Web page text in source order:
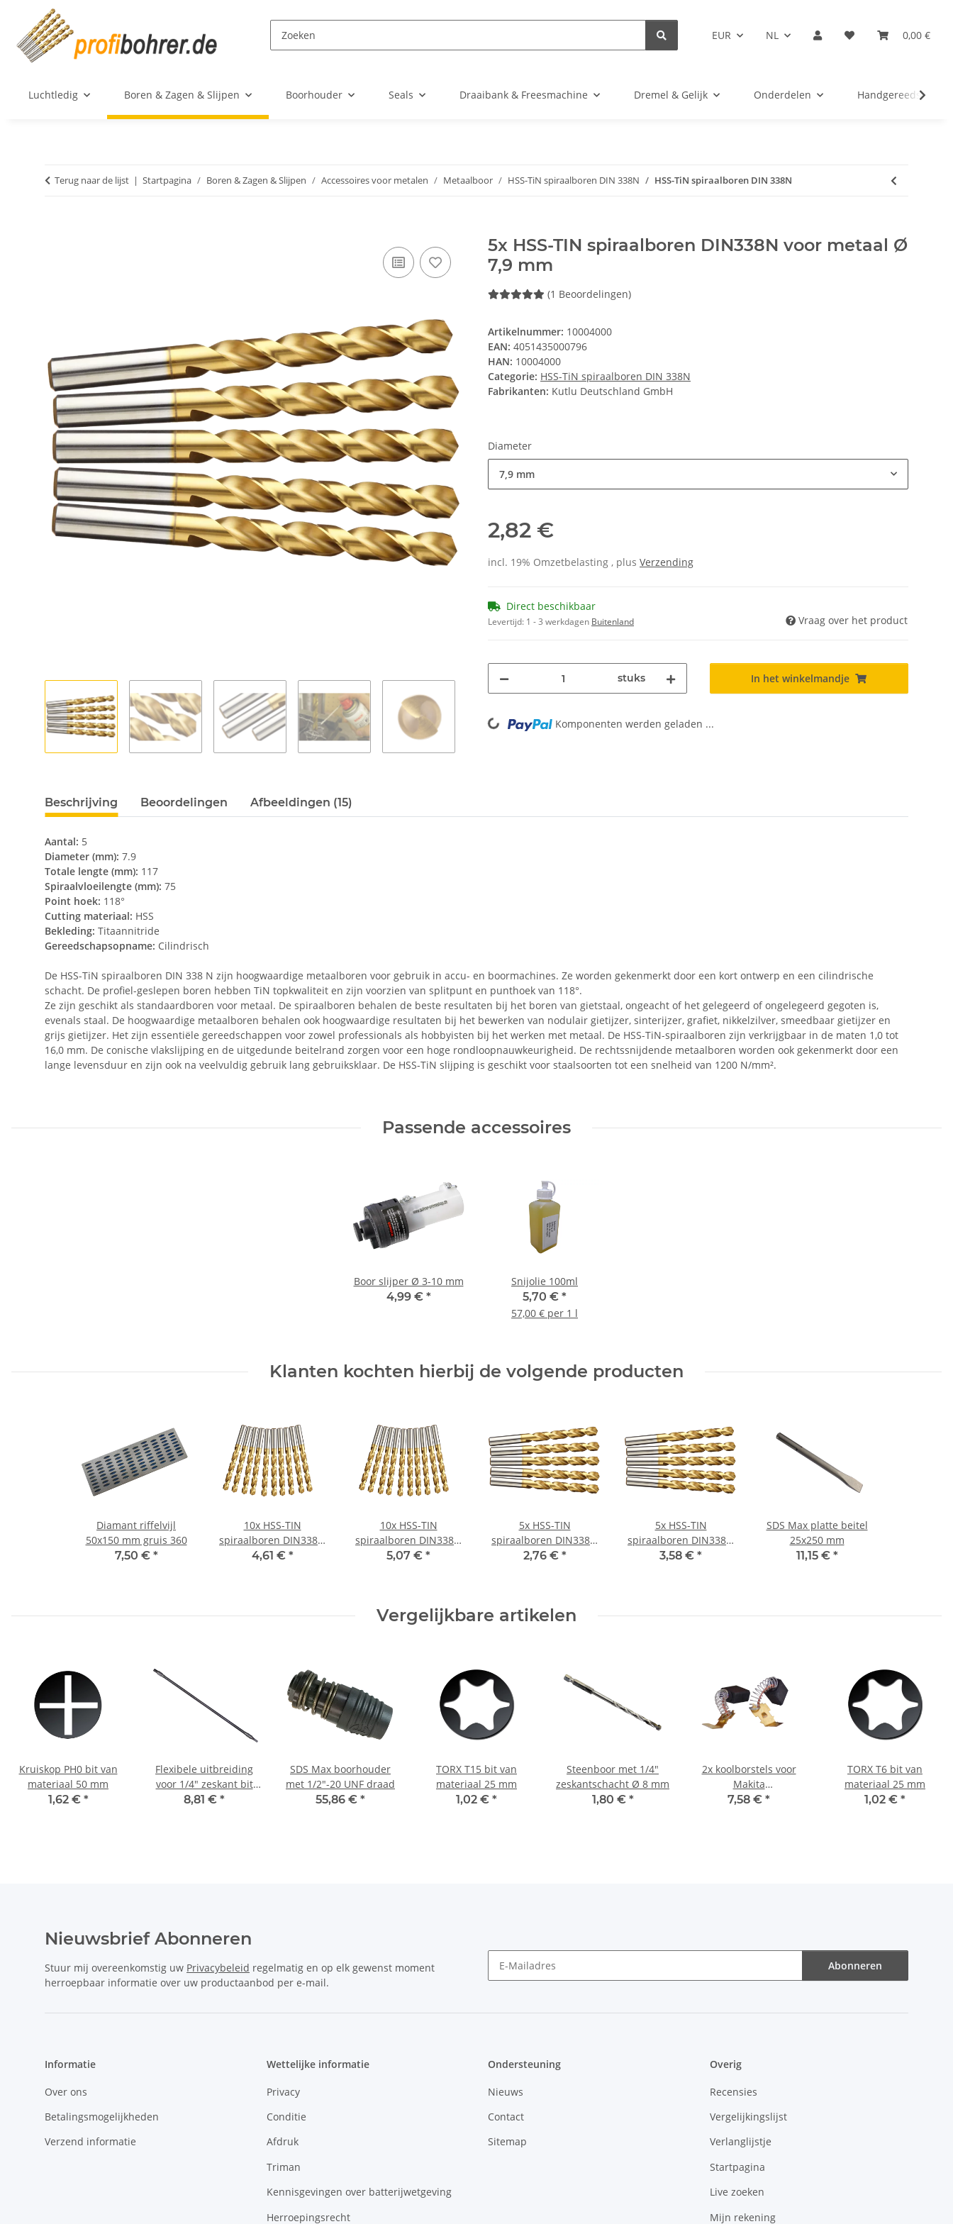
EUR NL 0,00 €
Luchtledig Boren & Zagen & Slijpen Boorhouder Seals Draaibank & Freesmachine Dremel & Gelijk Onderdelen Handgereedschap
Terug naar de lijst Startpagina Boren & Zagen & Slijpen Accessoires voor metalen Metaalboor HSS-TiN spiraalboren DIN 338N HSS-TiN spiraalboren DIN 338N
5x HSS-TIN spiraalboren DIN338N voor metaal Ø
7,9 mm
(1 Beoordelingen)
Artikelnummer: 10004000
EAN: 4051435000796
HAN: 10004000
Categorie: HSS-TiN spiraalboren DIN 338N
Fabrikanten: Kutlu Deutschland GmbH
Diameter
7,9 mm
2,82 €
incl. 19% Omzetbelasting , plus Verzending
Direct beschikbaar
Levertijd: 1 - 3 werkdagen Buitenland Vraag over het product
stuks In het winkelmandje
Loading... Komponenten werden geladen ...
Beschrijving Beoordelingen Afbeeldingen (15)
Aantal: 5
Diameter (mm): 7.9
Totale lengte (mm): 117
Spiraalvloeilengte (mm): 75
Point hoek: 118°
Cutting materiaal: HSS
Bekleding: Titaannitride
Gereedschapsopname: Cilindrisch
De HSS-TiN spiraalboren DIN 338 N zijn hoogwaardige metaalboren voor gebruik in accu- en boormachines. Ze worden gekenmerkt door een kort ontwerp en een cilindrische
schacht. De profiel-geslepen boren hebben TiN topkwaliteit en zijn voorzien van splitpunt en punthoek van 118°.
Ze zijn geschikt als standaardboren voor metaal. De spiraalboren behalen de beste resultaten bij het boren van gietstaal, ongeacht of het gelegeerd of ongelegeerd gegoten is,
evenals staal. De hoogwaardige metaalboren behalen ook hoogwaardige resultaten bij het bewerken van nodulair gietijzer, sinterijzer, grafiet, nikkelzilver, smeedbaar gietijzer en
grijs gietijzer. Het zijn essentiële gereedschappen voor zowel professionals als hobbyisten bij het werken met metaal. De HSS-TiN-spiraalboren zijn verkrijgbaar in de maten 1,0 tot
16,0 mm. De conische vlakslijping en de uitgedunde beitelrand zorgen voor een hoge rondloopnauwkeurigheid. De rechtssnijdende metaalboren worden ook gekenmerkt door een
lange levensduur en zijn ook na veelvuldig gebruik lang gebruiksklaar. De HSS-TiN slijping is geschikt voor staalsoorten tot een snelheid van 1200 N/mm².
Passende accessoires
Boor slijper Ø 3-10 mm
4,99 € *
Snijolie 100ml
5,70 € *
57,00 € per 1 l
Klanten kochten hierbij de volgende producten
Diamant riffelvijl
50x150 mm gruis 360
7,50 € *
10x HSS-TIN
spiraalboren DIN338N
voor metaal Ø 6,6 mm
4,61 € *
10x HSS-TIN
spiraalboren DIN338N
voor metaal Ø 7,4 mm
5,07 € *
5x HSS-TIN
spiraalboren DIN338N
voor metaal Ø 8 mm
2,76 € *
5x HSS-TIN
spiraalboren DIN338N
voor metaal Ø 9,5 mm
3,58 € *
SDS Max platte beitel
25x250 mm
11,15 € *
Vergelijkbare artikelen
Kruiskop PH0 bit van
materiaal 50 mm
1,62 € *
Flexibele uitbreiding
voor 1/4" zeskant bit
460 mm
8,81 € *
SDS Max boorhouder
met 1/2"-20 UNF draad
55,86 € *
TORX T15 bit van
materiaal 25 mm
1,02 € *
Steenboor met 1/4"
zeskantschacht Ø 8 mm
1,80 € *
2x koolborstels voor
Makita
schroevendraaier
7,58 € *
TORX T6 bit van
materiaal 25 mm
1,02 € *
Nieuwsbrief Abonneren
Stuur mij overeenkomstig uw Privacybeleid regelmatig en op elk gewenst moment
herroepbaar informatie over uw productaanbod per e-mail.
Abonneren
Informatie
Over ons
Betalingsmogelijkheden
Verzend informatie
Wettelijke informatie
Privacy
Conditie
Afdruk
Triman
Kennisgevingen over batterijwetgeving
Herroepingsrecht
Ondersteuning
Nieuws
Contact
Sitemap
Overig
Recensies
Vergelijkingslijst
Verlanglijstje
Startpagina
Live zoeken
Mijn rekening